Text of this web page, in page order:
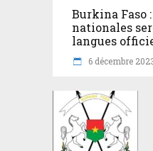
Burkina Faso
nationales
langues
6 décembre